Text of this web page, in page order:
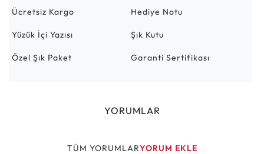
Ücretsiz Kargo Hediye Notu
Yüzük İçi Yazısı Şık Kutu
Özel Şık Paket Garanti Sertifikası
YORUMLAR
TÜM YORUMLARYORUM EKLE